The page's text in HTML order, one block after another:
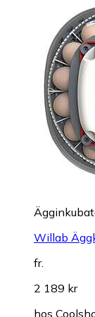
Willab
fr.
2 189 kr
hos